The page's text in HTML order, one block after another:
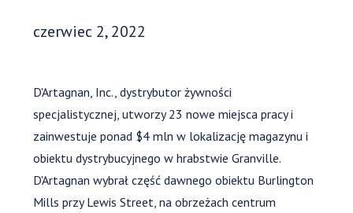
Data opublikowania:
czerwiec 2, 2022
D'Artagnan, Inc., dystrybutor żywności
specjalistycznej, utworzy 23 nowe miejsca pracy i
zainwestuje ponad $4 mln w lokalizację magazynu i
obiektu dystrybucyjnego w hrabstwie Granville.
D'Artagnan wybrał część dawnego obiektu Burlington
Mills przy Lewis Street, na obrzeżach centrum